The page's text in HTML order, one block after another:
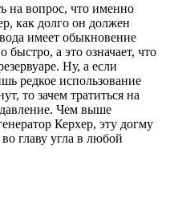
на вопрос, что именно
как долго он должен
имеет обыкновение
быстро, а это означает, что
Ну, а если
редкое использование
то зачем тратиться на
Чем выше
Керхер, эту догму
главу угла в любой